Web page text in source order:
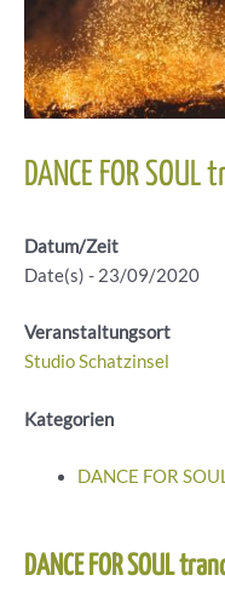
DANCE FOR
Datum/Zeit
Date(s) - 23/09/2020
Veranstaltungsort
Studio Schatzinsel
Kategorien
DANCE FOR
DANCE FOR SOUL